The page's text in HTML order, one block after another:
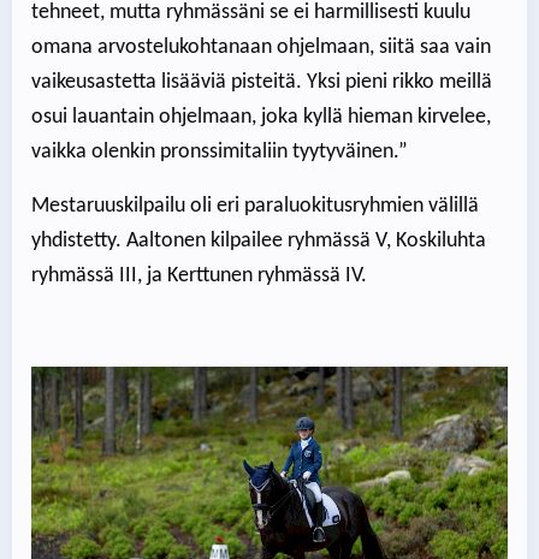
tehneet, mutta ryhmässäni se ei harmillisesti kuulu
omana arvostelukohtanaan ohjelmaan, siitä saa vain
vaikeusastetta lisääviä pisteitä. Yksi pieni rikko meillä
osui lauantain ohjelmaan, joka kyllä hieman kirvelee,
vaikka olenkin pronssimitaliin tyytyväinen.”
Mestaruuskilpailu oli eri paraluokitusryhmien välillä
yhdistetty. Aaltonen kilpailee ryhmässä V, Koskiluhta
ryhmässä III, ja Kerttunen ryhmässä IV.